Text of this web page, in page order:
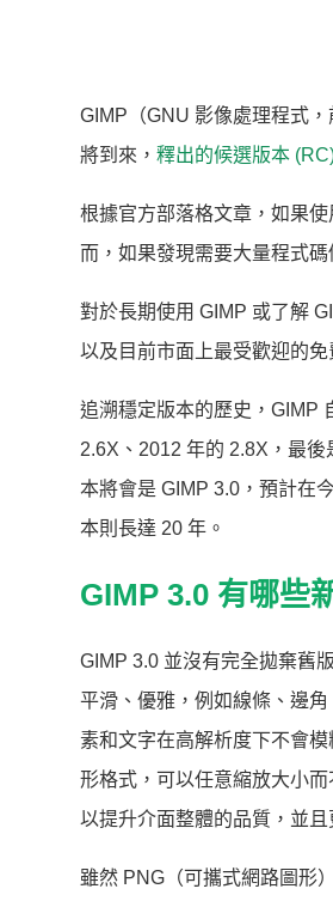
GIMP（GNU 影像處理程式
將到來， 釋出的候選版本
根據官方部落格文章，如果
而，如果發現需要大量程式
對於長期使用 GIMP 或了解
以及目前市面上最受歡迎的
追溯穩定版本的歷史，GIMP
2.6X、2012 年的 2.8X，最
本將會是 GIMP 3.0，預計在
本則長達 20 年。
GIMP 3.0 有哪些
GIMP 3.0 並沒有完全拋棄舊
平滑、優雅，例如線條、邊
素和文字在高解析度下不會
形格式，可以任意縮放大小
以提升介面整體的品質，並
雖然 PNG（可攜式網路圖形